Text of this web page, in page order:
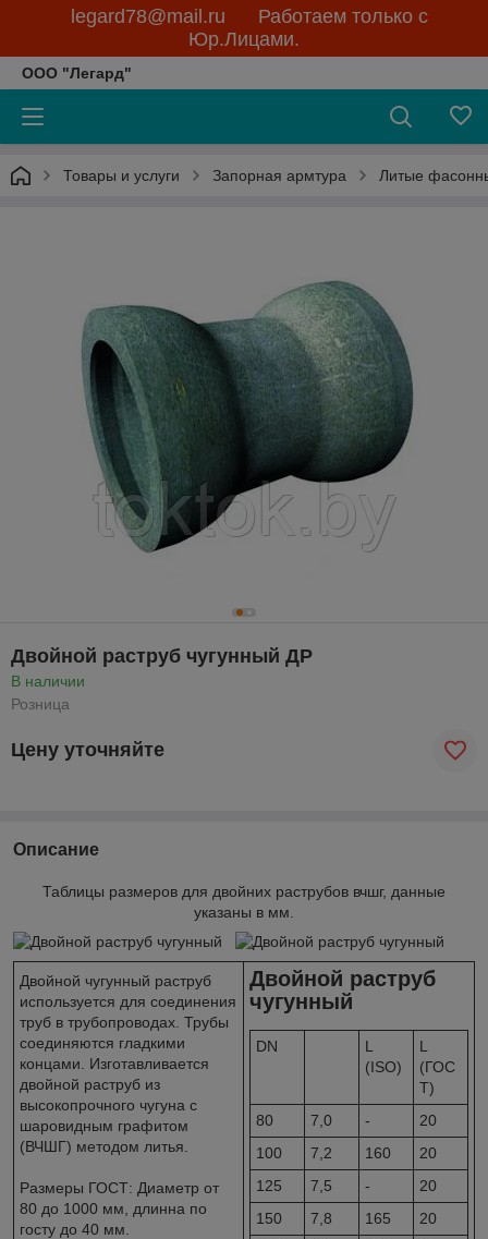
legard78@mail.ru Работаем только с
Юр.Лицами.
ООО "Легард"
Товары и услуги Запорная армтура Литые
Двойной раструб чугунный ДР
В наличии
Розница
Цену уточняйте
Описание
Таблицы размеров для двойних раструбов вчшг, данные
указаны в мм.
Двойной чугунный раструб
используется для соединения
труб в трубопроводах. Трубы
соединяются гладкими
концами. Изготавливается
двойной раструб из
высокопрочного чугуна с
шаровидным графитом
(ВЧШГ) методом литья.
Размеры ГОСТ: Диаметр от
80 до 1000 мм, длинна по
госту до 40 мм.
Двойной раструб
чугунный
DN
L
(ISO)
L
(ГОС
Т)
80
7,0 -
20
100
7,2 160
20
125
7,5 -
20
150
7,8 165
20